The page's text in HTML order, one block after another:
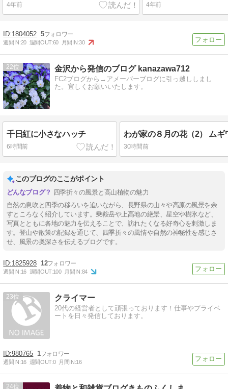
4年前 4年前
1804052 5
週間IN:20 週間OUT:60 月間IN:30
22 金沢から発信のブログ kanazawa712
FC2ブログから→アメーバーブログに引っ越ししまし
た。宜しくお願いいたします。
千日紅に小さなハッチ
6時間前 30時間前
このブログのここがポイント
四季折々の風景と高山植物の魅力
自然の息吹と四季の移ろいを追いながら、長野県の山々や高原の風景を余
すところなく紹介しています。乗鞍岳や上高地の絶景、星空や樹氷など、
写真とともに各地の魅力を伝えることで、訪れたくなる好奇心を刺激しま
す。登山や散策の記録を通じて、四季折々の風情や自然の神秘性を感じさ
せ、風景の奥深さを伝えるブログです。
1825928 12
週間IN:16 週間OUT:100 月間IN:84
23 クライマー
20代の経営者として頑張っております！仕事やプライベ
ートを日々発信しております。
980765 1
週間IN:16 週間OUT:0 月間IN:16
24